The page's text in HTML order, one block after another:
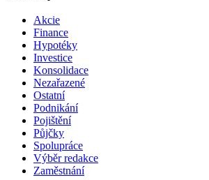
Akcie
Finance
Hypotéky
Investice
Konsolidace
Nezařazené
Ostatní
Podnikání
Pojištění
Půjčky
Spolupráce
Výběr redakce
Zaměstnání